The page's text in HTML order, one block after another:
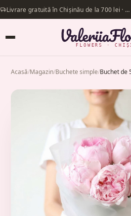
Livrare gratuită în Chișinău de la 700 lei · Livrăm în aceeași zi
FLOWERS ·
Acasă/Magazin/Buchete simple/Buchet de